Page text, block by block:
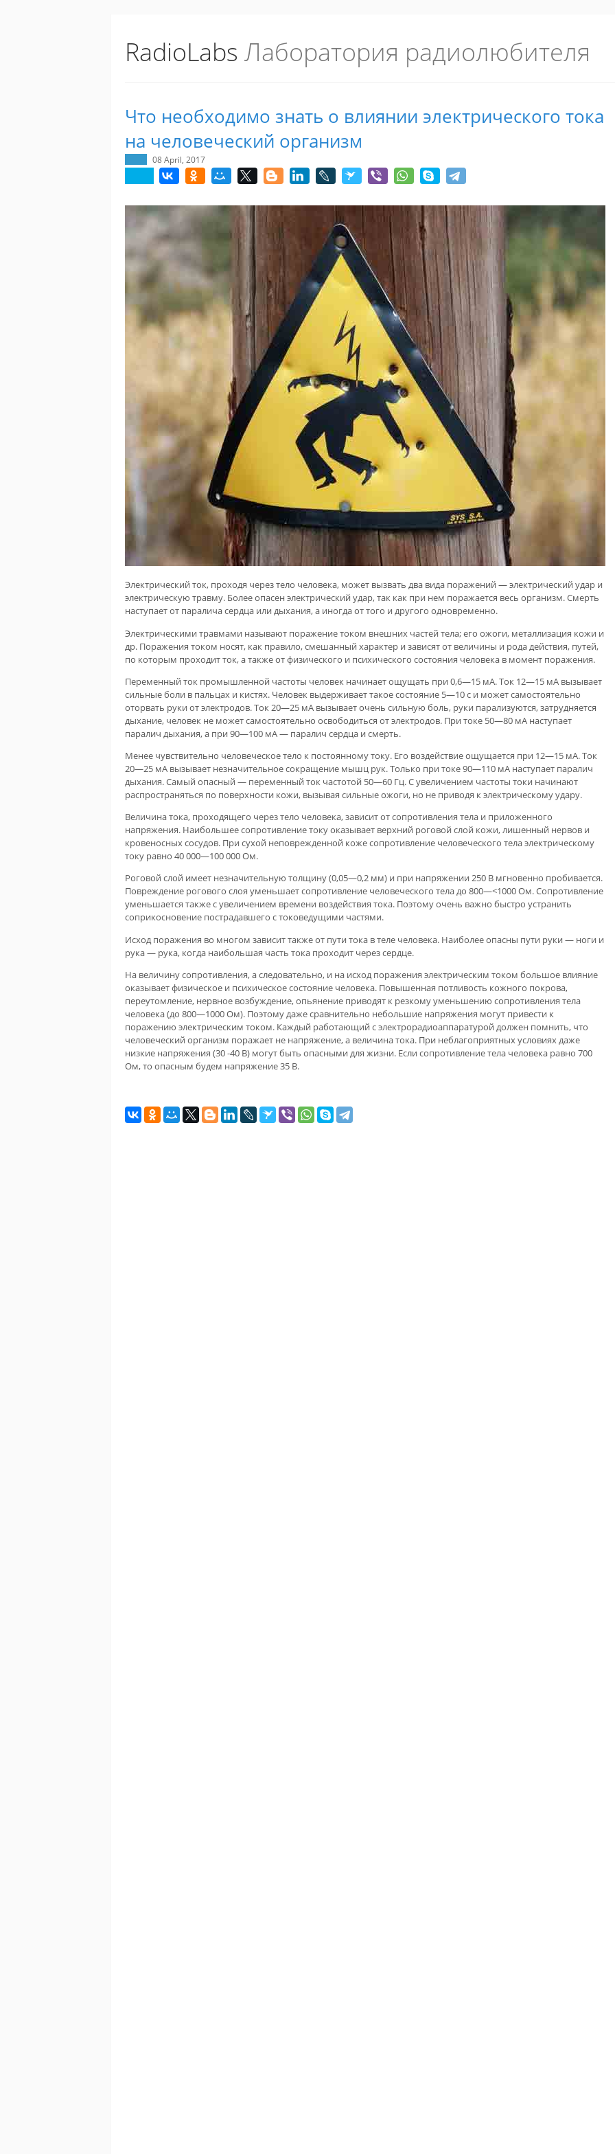
RadioLabs Лаборатория радиолюбителя
Что необходимо знать о влиянии электрического тока
на человеческий организм
08 April, 2017
Электрический ток, проходя через тело человека, может вызвать два вида поражений — электрический удар и
электрическую травму. Более опасен электрический удар, так как при нем поражается весь организм. Смерть
наступает от паралича сердца или дыхания, а иногда от того и другого одновременно.
Электрическими травмами называют поражение током внешних частей тела; его ожоги, металлизация кожи и
др. Поражения током носят, как правило, смешанный характер и зависят от величины и рода действия, путей,
по которым проходит ток, а также от физического и психического состояния человека в момент поражения.
Переменный ток промышленной частоты человек начинает ощущать при 0,6—15 мА. Ток 12—15 мА вызывает
сильные боли в пальцах и кистях. Человек выдерживает такое состояние 5—10 с и может самостоятельно
оторвать руки от электродов. Ток 20—25 мА вызывает очень сильную боль, руки парализуются, затрудняется
дыхание, человек не может самостоятельно освободиться от электродов. При токе 50—80 мА наступает
паралич дыхания, а при 90—100 мА — паралич сердца и смерть.
Менее чувствительно человеческое тело к постоянному току. Его воздействие ощущается при 12—15 мА. Ток
20—25 мА вызывает незначительное сокращение мышц рук. Только при токе 90—110 мА наступает паралич
дыхания. Самый опасный — переменный ток частотой 50—60 Гц. С увеличением частоты токи начинают
распространяться по поверхности кожи, вызывая сильные ожоги, но не приводя к электрическому удару.
Величина тока, проходящего через тело человека, зависит от сопротивления тела и приложенного
напряжения. Наибольшее сопротивление току оказывает верхний роговой слой кожи, лишенный нервов и
кровеносных сосудов. При сухой неповрежденной коже сопротивление человеческого тела электрическому
току равно 40 000—100 000 Ом.
Роговой слой имеет незначительную толщину (0,05—0,2 мм) и при напряжении 250 В мгновенно пробивается.
Повреждение рогового слоя уменьшает сопротивление человеческого тела до 800—<1000 Ом. Сопротивление
уменьшается также с увеличением времени воздействия тока. Поэтому очень важно быстро устранить
соприкосновение пострадавшего с токоведущими частями.
Исход поражения во многом зависит также от пути тока в теле человека. Наиболее опасны пути руки — ноги и
рука — рука, когда наибольшая часть тока проходит через сердце.
На величину сопротивления, а следовательно, и на исход поражения электрическим током большое влияние
оказывает физическое и психическое состояние человека. Повышенная потливость кожного покрова,
переутомление, нервное возбуждение, опьянение приводят к резкому уменьшению сопротивления тела
человека (до 800—1000 Ом). Поэтому даже сравнительно небольшие напряжения могут привести к
поражению электрическим током. Каждый работающий с электрорадиоаппаратурой должен помнить, что
человеческий организм поражает не напряжение, а величина тока. При неблагоприятных условиях даже
низкие напряжения (30 -40 В) могут быть опасными для жизни. Если сопротивление тела человека равно 700
Ом, то опасным будем напряжение 35 В.